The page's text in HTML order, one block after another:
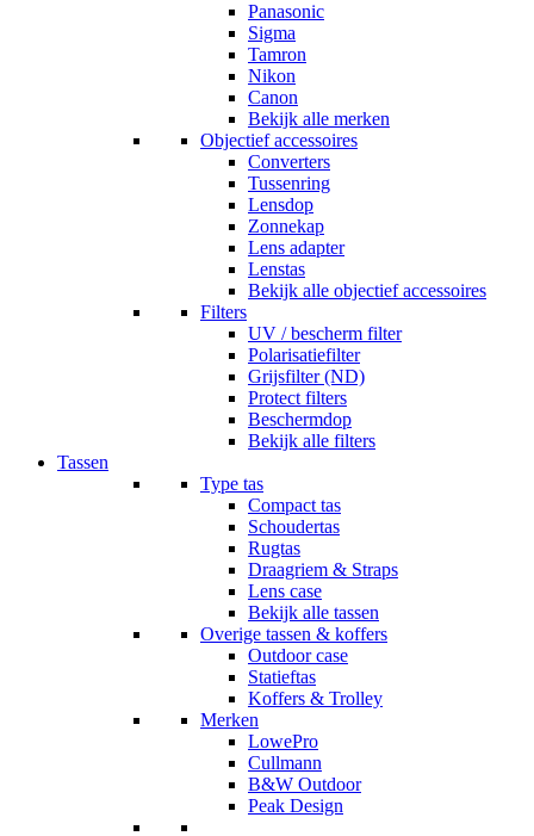
Panasonic
Sigma
Tamron
Nikon
Canon
Bekijk alle merken
Objectief accessoires
Converters
Tussenring
Lensdop
Zonnekap
Lens adapter
Lenstas
Bekijk alle objectief accessoires
Filters
UV / bescherm filter
Polarisatiefilter
Grijsfilter (ND)
Protect filters
Beschermdop
Bekijk alle filters
Tassen
Type tas
Compact tas
Schoudertas
Rugtas
Draagriem & Straps
Lens case
Bekijk alle tassen
Overige tassen & koffers
Outdoor case
Statieftas
Koffers & Trolley
Merken
LowePro
Cullmann
B&W Outdoor
Peak Design